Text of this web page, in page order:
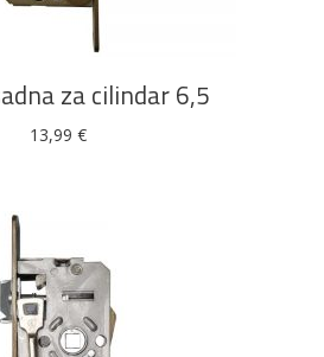
za cilindar 6,5
13,99 €